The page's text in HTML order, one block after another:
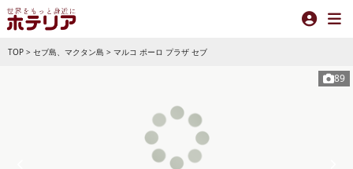
TOP > セブ島、マクタン島 > マルコ ポーロ プラザ セブ
89